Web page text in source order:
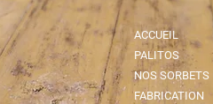
ACCUEIL
PALITOS
NOS SORBETS
FABRICATION